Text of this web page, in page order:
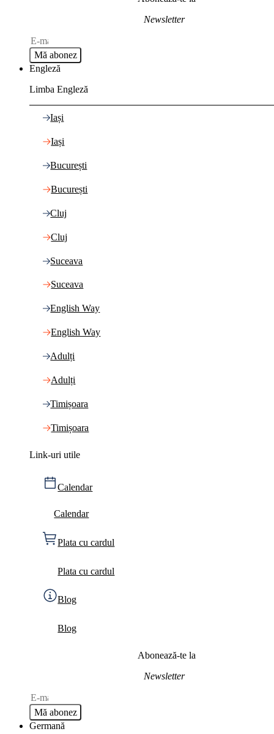
Newsletter
Mă abonez
Engleză
Limba Engleză
Iași
Iași
București
București
Cluj
Cluj
Suceava
Suceava
English Way
English Way
Adulți
Adulți
Timișoara
Timișoara
Link-uri utile
Calendar
Calendar
Plata cu cardul
Plata cu cardul
Blog
Blog
Abonează-te la
Newsletter
Mă abonez
Germană